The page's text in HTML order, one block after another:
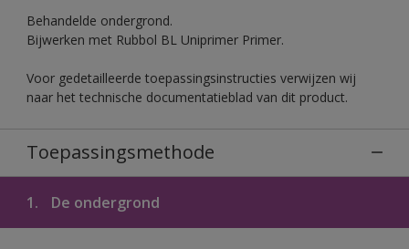
Behandelde ondergrond.
Bijwerken met Rubbol BL Uniprimer Primer.
Voor gedetailleerde toepassingsinstructies verwijzen wij
naar het technische documentatieblad van dit product.
Toepassingsmethode
1. De ondergrond